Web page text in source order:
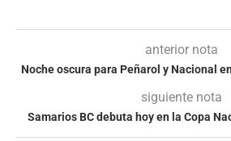
anterior nota
Noche oscura para Peñarol y Nacional
siguiente nota
Samarios BC debuta hoy en la Copa